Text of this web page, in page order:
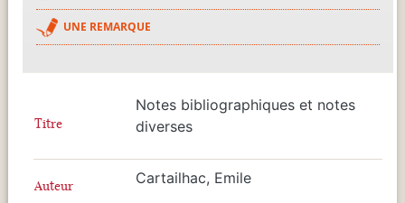
UNE REMARQUE
Titre
Notes bibliographiques et notes
diverses
Auteur Cartailhac, Emile